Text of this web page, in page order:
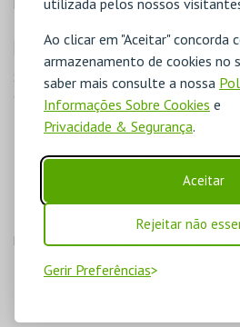
utilizada pelos nossos
Ao clicar em "Aceitar" concorda
armazenamento de cookies no
saber mais consulte a nossa
Informações Sobre Cookies e
Privacidade & Segurança.
Aceitar
Rejeitar não
Gerir Preferências
Por defeito, é assinalado o tipo de
Se pretendecomprar com desconto,
Desconto- Escolher o desconto
Cartão/Voucher/Passe- Escolher o
cada bilhete, carregar no botão
PressioneSeguintepara avançar para o